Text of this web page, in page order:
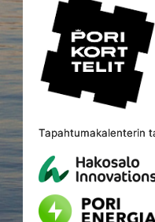
Tapahtumakalenterin